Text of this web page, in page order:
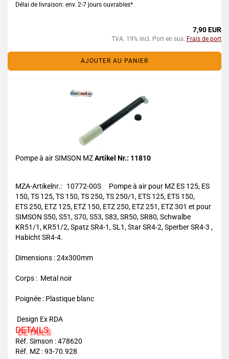
Délai de livraison: env. 2-7 jours ouvrables*
7,90 EUR
TVA. 19% incl. Port en sus. Frais de port
AJOUTER AU PANIER
Pompe à air SIMSON MZArtikel Nr.: 11810
MZA-Artikelnr.: 10772-00S Pompe à air pour MZ ES 125, ES
150, TS 125, TS 150, TS 250, TS 250/1, ETS 125, ETS 150,
ETS 250, ETZ 125, ETZ 150, ETZ 250, ETZ 251, ETZ 301 et pour
SIMSON S50, S51, S70, S53, S83, SR50, SR80, Schwalbe
KR51/1, KR51/2, Spatz SR4-1, SL1, Star SR4-2, Sperber SR4-3 ,
Habicht SR4-4.
Dimensions : 24x300mm
Corps : Metal noir
Poignée : Plastique blanc
Design Ex RDA
DETAILS
Réf. Simson :478620
Réf. MZ :93-70.928